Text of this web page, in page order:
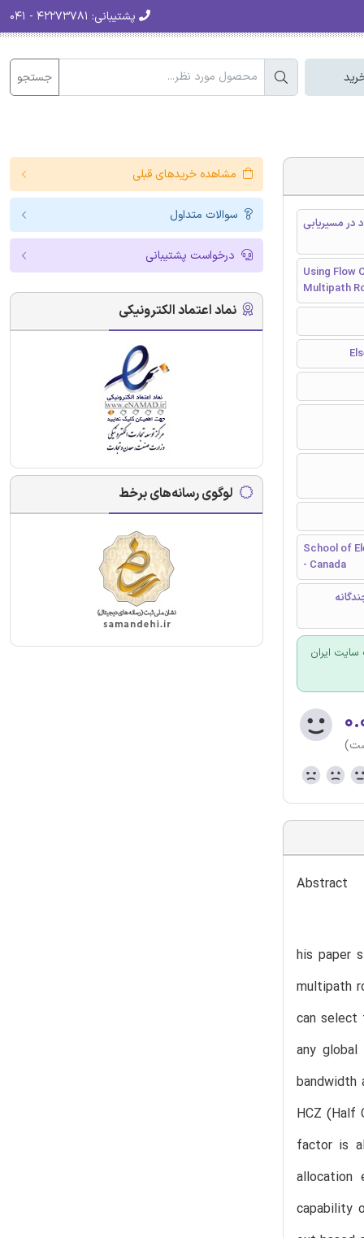
پشتیبانی:
جستجو
در مسیریابی
Using Flow
Multipath
School of
- Canada
ایران
Abstract
his paper
multipath
can select
any
bandwidth
HCZ (Half
factor is
allocation
capability
مشاهده خریدهای قبلی
سوالات متداول
درخواست پشتیبانی
نماد اعتماد الکترونیکی
لوگوی رسانه‌های برخط